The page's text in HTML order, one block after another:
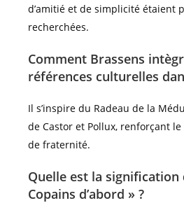
d’amitié et de simplicité étaient
recherchées.
Comment Brassens
références culturelles
Il s’inspire du Radeau de la
de Castor et Pollux, renforçant le
de fraternité.
Quelle est la signification
Copains d’abord » ?